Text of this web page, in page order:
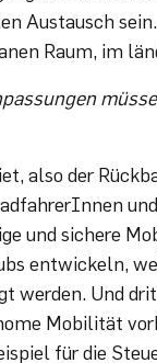
Austausch
Raum, im
also der
und sichere
entwickeln,
werden. Und
Mobilität
für die